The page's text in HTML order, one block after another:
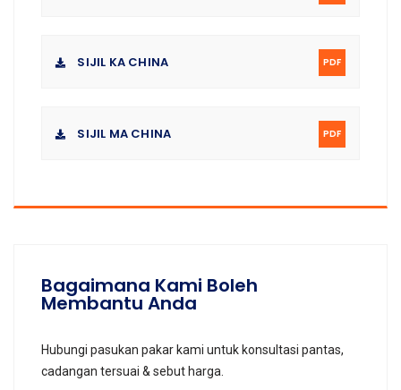
SIJIL KA CHINA PDF
SIJIL MA CHINA PDF
Bagaimana Kami Boleh
Membantu Anda
Hubungi pasukan pakar kami untuk konsultasi pantas,
cadangan tersuai & sebut harga.